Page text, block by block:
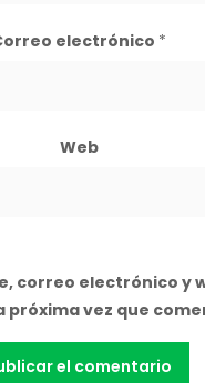
electrónico *
Web
correo electrónico y
próxima vez que